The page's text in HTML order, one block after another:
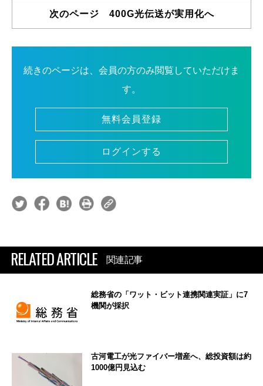
次のページ 400G光伝送が実用化へ
続きのページは、会員の方のみ閲覧していただけま
す。
無料会員登録
ログインする
RELATED ARTICLE 関連記事
総務省の「ワット・ビット連携関連実証」に7
機関が採択
古河電工が光ファイバー増産へ、総投資額は約
1000億円見込む